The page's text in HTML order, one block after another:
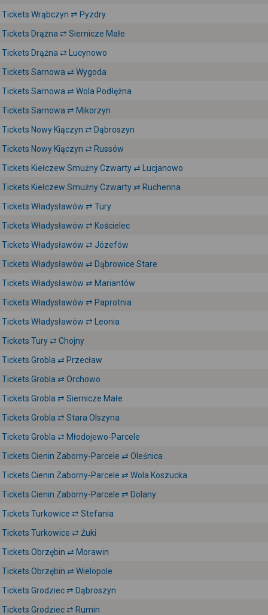
Tickets Wrąbczyn ⇄ Pyzdry
Tickets Drążna ⇄ Siernicze Małe
Tickets Drążna ⇄ Lucynowo
Tickets Sarnowa ⇄ Wygoda
Tickets Sarnowa ⇄ Wola Podłężna
Tickets Sarnowa ⇄ Mikorzyn
Tickets Nowy Kiączyn ⇄ Dąbroszyn
Tickets Nowy Kiączyn ⇄ Russów
Tickets Kiełczew Smużny Czwarty ⇄ Lucjanowo
Tickets Kiełczew Smużny Czwarty ⇄ Ruchenna
Tickets Władysławów ⇄ Tury
Tickets Władysławów ⇄ Kościelec
Tickets Władysławów ⇄ Józefów
Tickets Władysławów ⇄ Dąbrowice Stare
Tickets Władysławów ⇄ Mariantów
Tickets Władysławów ⇄ Paprotnia
Tickets Władysławów ⇄ Leonia
Tickets Tury ⇄ Chojny
Tickets Grobla ⇄ Przecław
Tickets Grobla ⇄ Orchowo
Tickets Grobla ⇄ Siernicze Małe
Tickets Grobla ⇄ Stara Olszyna
Tickets Grobla ⇄ Młodojewo-Parcele
Tickets Cienin Zaborny-Parcele ⇄ Oleśnica
Tickets Cienin Zaborny-Parcele ⇄ Wola Koszucka
Tickets Cienin Zaborny-Parcele ⇄ Dolany
Tickets Turkowice ⇄ Stefania
Tickets Turkowice ⇄ Żuki
Tickets Obrzębin ⇄ Morawin
Tickets Obrzębin ⇄ Wielopole
Tickets Grodziec ⇄ Dąbroszyn
Tickets Grodziec ⇄ Rumin